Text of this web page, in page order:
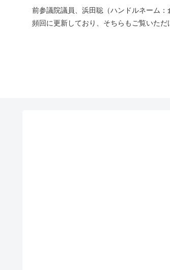
前参議院議員、浜田聡（ハンドルネーム
頻回に更新しており、そちらもご覧いた